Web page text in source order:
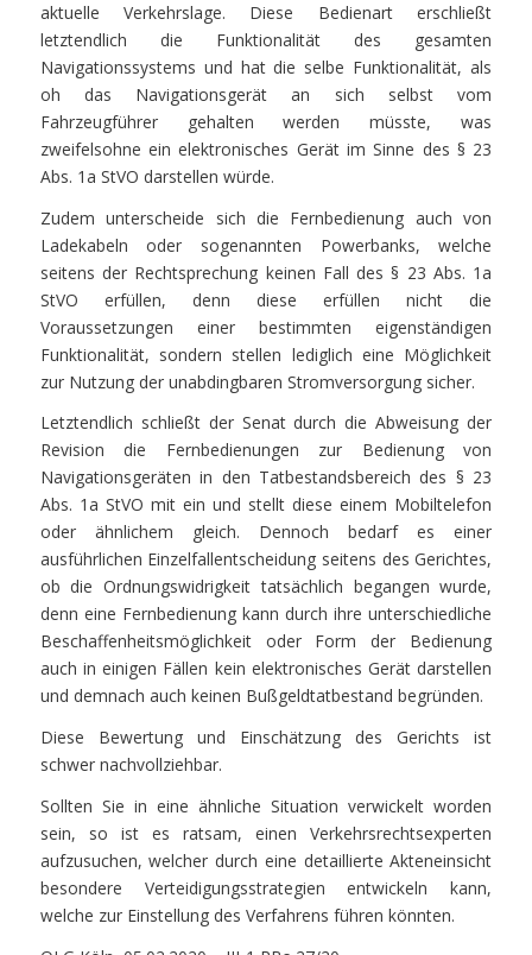
aktuelle Verkehrslage. Diese Bedienart erschließt
letztendlich die Funktionalität des gesamten
Navigationssystems und hat die selbe Funktionalität, als
oh das Navigationsgerät an sich selbst vom
Fahrzeugführer gehalten werden müsste, was
zweifelsohne ein elektronisches Gerät im Sinne des § 23
Abs. 1a StVO darstellen würde.
Zudem unterscheide sich die Fernbedienung auch von
Ladekabeln oder sogenannten Powerbanks, welche
seitens der Rechtsprechung keinen Fall des § 23 Abs. 1a
StVO erfüllen, denn diese erfüllen nicht die
Voraussetzungen einer bestimmten eigenständigen
Funktionalität, sondern stellen lediglich eine Möglichkeit
zur Nutzung der unabdingbaren Stromversorgung sicher.
Letztendlich schließt der Senat durch die Abweisung der
Revision die Fernbedienungen zur Bedienung von
Navigationsgeräten in den Tatbestandsbereich des § 23
Abs. 1a StVO mit ein und stellt diese einem Mobiltelefon
oder ähnlichem gleich. Dennoch bedarf es einer
ausführlichen Einzelfallentscheidung seitens des Gerichtes,
ob die Ordnungswidrigkeit tatsächlich begangen wurde,
denn eine Fernbedienung kann durch ihre unterschiedliche
Beschaffenheitsmöglichkeit oder Form der Bedienung
auch in einigen Fällen kein elektronisches Gerät darstellen
und demnach auch keinen Bußgeldtatbestand begründen.
Diese Bewertung und Einschätzung des Gerichts ist
schwer nachvollziehbar.
Sollten Sie in eine ähnliche Situation verwickelt worden
sein, so ist es ratsam, einen Verkehrsrechtsexperten
aufzusuchen, welcher durch eine detaillierte Akteneinsicht
besondere Verteidigungsstrategien entwickeln kann,
welche zur Einstellung des Verfahrens führen könnten.